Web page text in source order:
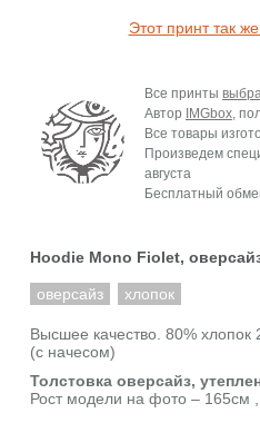
Этот принт так
Все принты
Автор
IMGbox,
Все товары
Произведем
августа
Бесплатный
Hoodie Mono Fiolet,
оверсайз хлопок
Высшее качество. 80% хлопок
(с начесом)
Толстовка оверсайз,
Рост модели на фото – 165см ,